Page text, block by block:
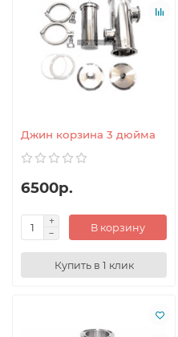
Джин корзина 3 дюйма
6500р.
В корзину
Купить в 1 клик